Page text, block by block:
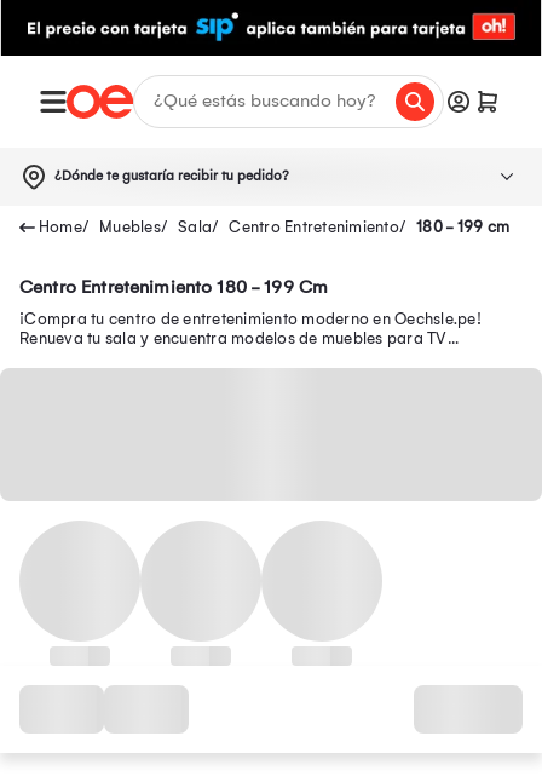
¿Dónde te gustaría recibir tu pedido?
Muebles Sala Centro Entretenimiento 180 - 199 cm
Centro Entretenimiento 180 - 199 Cm
¡Compra tu centro de entretenimiento moderno en Oechsle.pe!
Renueva tu sala y encuentra modelos de muebles para TV